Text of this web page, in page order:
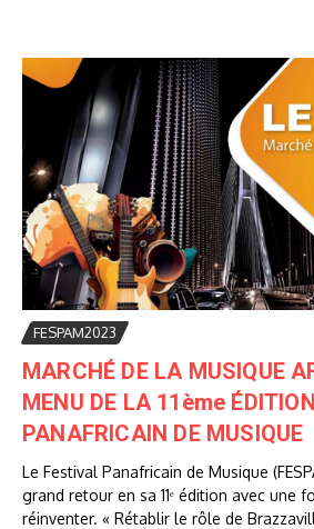
FESPAM2023
MARCHÉ DE LA MUSIQUE
MENU DE LA 11ème
PANAFRICAIN DE MUSIQUE
Le Festival Panafricain de Musique
grand retour en sa 11ᵉ édition avec une
réinventer. « Rétablir le rôle de